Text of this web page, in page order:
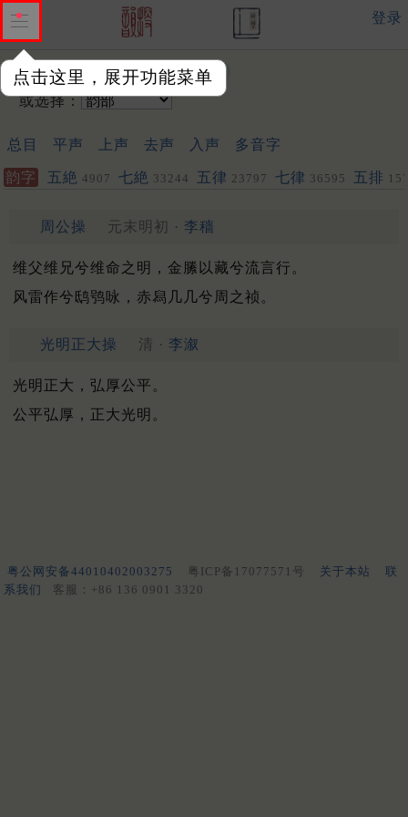
点击这里，展开功能菜单
登录
输入韵字：
或选择：
总目 平声 上声 去声 入声 多音字
韵字 五絶 4907 七絶 33244 五律 23797 七律 36595 五排
周公操 元末明初 · 李穑
维父维兄兮维命之明，金縢以藏兮流言行。
风雷作兮鸱鸮咏，赤舄几几兮周之祯。
光明正大操 清 · 李溆
光明正大，弘厚公平。
公平弘厚，正大光明。
粤公网安备44010402003275 粤ICP备17077571号 关于本站
联
系我们
客服：+86 136 0901 3320